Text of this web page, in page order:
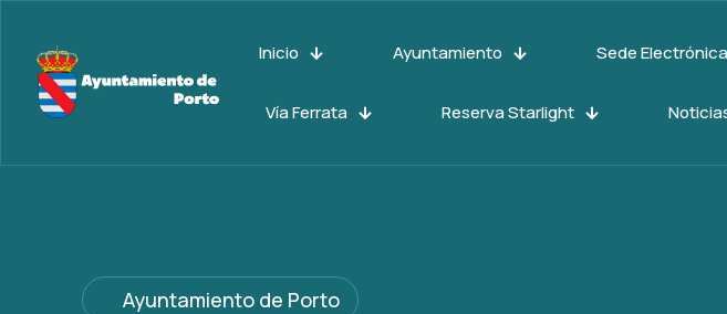
Inicio Ayuntamiento Sede Electrónica
Vía Ferrata Reserva Starlight
Ayuntamiento de Porto